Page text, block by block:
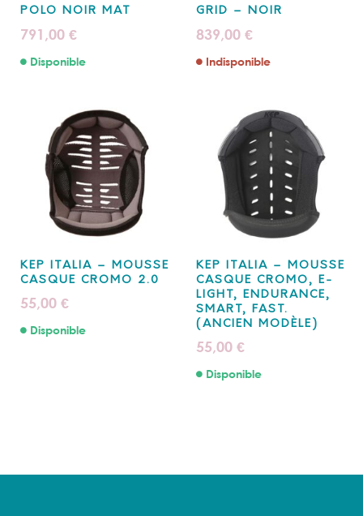
POLO NOIR MAT
791,00 €
Disponible
GRID – NOIR
839,00 €
Indisponible
KEP ITALIA – MOUSSE
CASQUE CROMO 2.0
55,00 €
Disponible
KEP ITALIA – MOUSSE
CASQUE CROMO, E-
LIGHT, ENDURANCE,
SMART, FAST.
(ANCIEN MODÈLE)
55,00 €
Disponible